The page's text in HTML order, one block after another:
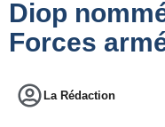
Diop
Forces
La Rédaction